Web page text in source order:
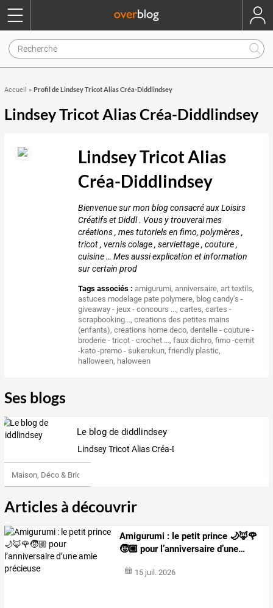
Accueil » Profil de Lindsey Tricot Alias Créa-Diddlindsey
Lindsey Tricot Alias Créa-Diddlindsey
Lindsey Tricot Alias
Créa-Diddlindsey
Bienvenue sur mon blog consacré aux Loisirs
Créatifs et Diddl . Vous y trouverai mes
créations , mes tutoriels en fimo, polymères ,
tricot , vernis colage , serviettage , couture ,
cuisine … Mes aussi explication et information
sur certain prod
Tags associés : amigurumi,anniversaire,art textils,
astuces modelage pate polymere, blog candy's -
giveaway - jeux - concours ...,cartes,cartes -
scrapbooking...,creations des petites mains
(enfants),creations home deco,dentelle - couture -
broderie - tricot - crochet ...,faux dichro,fimo -cernit
-kato -premo - sukerukun,friendly plastic,
halloween, haloween
Ses blogs
Le blog de diddlindsey
Lindsey Tricot Alias Créa-Diddlindsey
Maison, Déco & Bricolage
Articles à découvrir
Amigurumi : le petit prince 🌙🦊🌹
🧒🏼 pourl’anniversaire d’une…
15 juil. 2026